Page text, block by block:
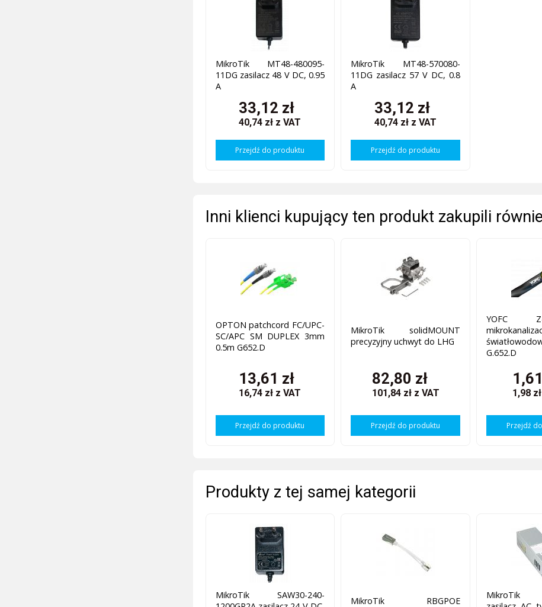
MikroTik MT48-480095-
11DG zasilacz 48 V DC, 0.95
A
33,12 zł
40,74 zł z VAT
Przejdź do produktu
MikroTik MT48-570080-
11DG zasilacz 57 V DC, 0.8
A
33,12 zł
40,74 zł z VAT
Przejdź do produktu
Inni klienci kupujący ten produkt zakupili
OPTON patchcord FC/UPC-
SC/APC SM DUPLEX 3mm
0.5m G652.D
13,61 zł
16,74 zł z VAT
Przejdź do produktu
MikroTik solidMOUNT
precyzyjny uchwyt do LHG
82,80 zł
101,84 zł z VAT
Przejdź do produktu
YOFC Z-
G.652.D
1,98 zł
Przejdź
Produkty z tej samej kategorii
MikroTik SAW30-240-
MikroTik RBGPOE
MikroTik